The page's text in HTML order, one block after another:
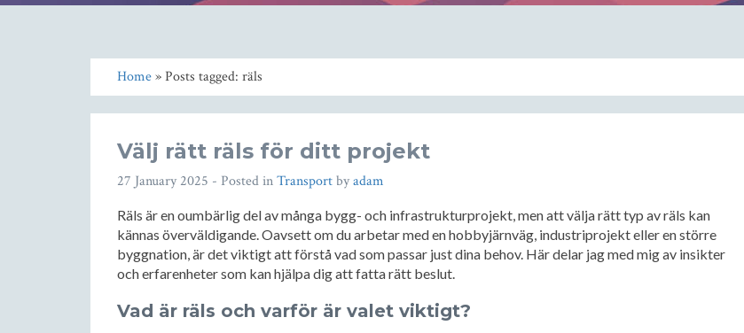
Home» Posts tagged: räls
Välj rätt räls för ditt projekt
27 January 2025 - Posted inTransportbyadam
Räls är en oumbärlig del av många bygg- och infrastrukturprojekt, men att välja rätt typ av räls kan
kännas överväldigande. Oavsett om du arbetar med en hobbyjärnväg, industriprojekt eller en större
byggnation, är det viktigt att förstå vad som passar just dina behov. Här delar jag med mig av insikter
och erfarenheter som kan hjälpa dig att fatta rätt beslut.
Vad är räls och varför är valet viktigt?